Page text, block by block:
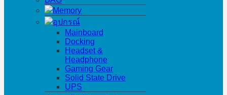
Memory
อุปกรณ์
Mainboard
Docking
Headset &
Headphone
Gaming Gear
Solid State Drive
UPS